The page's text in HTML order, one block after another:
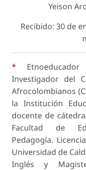
Yeison
Recibido: 30 de
*
Investigador del
Afrocolombianos
la Institución
docente de
Facultad de
Pedagogía.
Universidad de
Inglés y